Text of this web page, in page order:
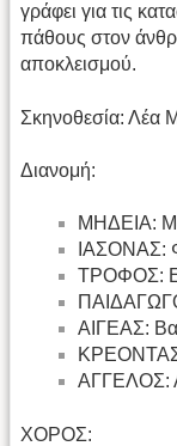
γράφει για τις
πάθους στον
αποκλεισμού.
Σκηνοθεσία: Λέα
Διανομή:
ΜΗΔΕΙΑ:
ΙΑΣΟΝΑΣ:
ΤΡΟΦΟΣ:
ΑΙΓΕΑΣ:
ΑΓΓΕΛΟΣ:
ΧΟΡΟΣ: